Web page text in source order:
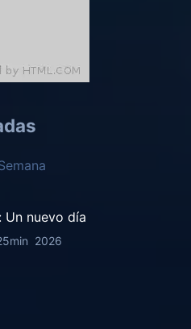
Un nuevo día
2026